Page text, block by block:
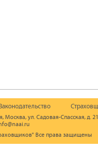
Москва, ул. Садовая-Спасская, д.
Все права защищены